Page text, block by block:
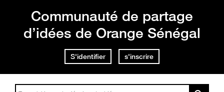
Communauté de partage
d’idées de Orange Sénégal
S'identifier s'inscrire